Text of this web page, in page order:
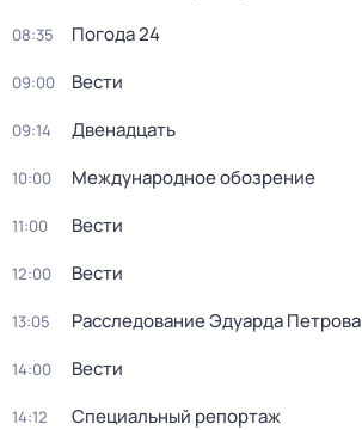
08:35 Погода 24
09:00 Вести
09:14 Двенадцать
10:00 Международное обозрение
11:00 Вести
12:00 Вести
13:05 Расследование Эдуарда Петрова
14:00 Вести
14:12 Специальный репортаж